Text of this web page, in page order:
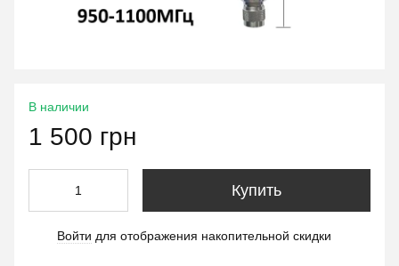
В наличии
1 500 грн
Купить
Войти для отображения накопительной скидки